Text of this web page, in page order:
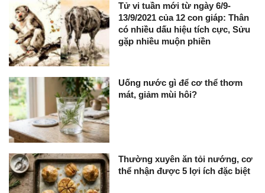
Tử vi tuần mới từ ngày 6/9-
13/9/2021 của 12 con giáp: Thân
có nhiều dấu hiệu tích cực, Sửu
gặp nhiều muộn phiền
Uống nước gì để cơ thể thơm
mát, giảm mùi hôi?
Thường xuyên ăn tỏi nướng, cơ
thể nhận được 5 lợi ích đặc biệt